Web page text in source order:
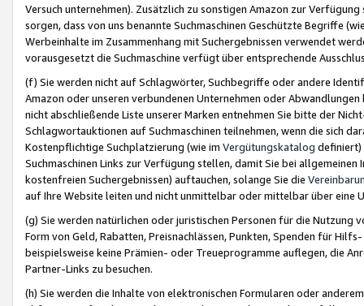
Versuch unternehmen). Zusätzlich zu sonstigen Amazon zur
sorgen, dass von uns benannte Suchmaschinen Geschützte Begriffe
Werbeinhalte im Zusammenhang mit Suchergebnissen verwendet
vorausgesetzt die Suchmaschine verfügt über entsprechende
(f) Sie werden nicht auf Schlagwörter, Suchbegriffe oder andere
Amazon oder unseren verbundenen Unternehmen oder
nicht abschließende Liste unserer Marken entnehmen Sie bitte der
Schlagwortauktionen auf Suchmaschinen teilnehmen, wenn die sich
Kostenpflichtige Suchplatzierung (wie im Vergütungskatalog definiert)
Suchmaschinen Links zur Verfügung stellen, damit Sie bei
kostenfreien Suchergebnissen) auftauchen, solange Sie die
auf Ihre Website leiten und nicht unmittelbar oder mittelbar über eine
(g) Sie werden natürlichen oder juristischen Personen für die Nutzung
Form von Geld, Rabatten, Preisnachlässen, Punkten, Spenden für
beispielsweise keine Prämien- oder Treueprogramme auflegen, die
Partner-Links zu besuchen.
(h) Sie werden die Inhalte von elektronischen Formularen oder